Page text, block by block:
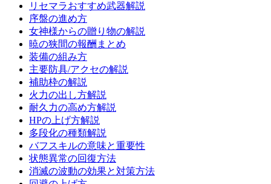
リセマラおすすめ武器解説
序盤の進め方
女神様からの贈り物の解説
暁の狭間の報酬まとめ
装備の組み方
主要防具/アクセの解説
補助枠の解説
火力の出し方解説
耐久力の高め方解説
HPの上げ方解説
多段化の種類解説
バフスキルの意味と重要性
状態異常の回復方法
消滅の波動の効果と対策方法